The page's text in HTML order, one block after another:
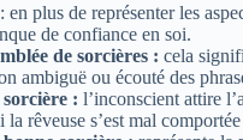
: en plus de représenter les
de confiance en soi.
de sorcières : cela
ambiguë ou écouté des
: l’inconscient attire
rêveuse s’est mal